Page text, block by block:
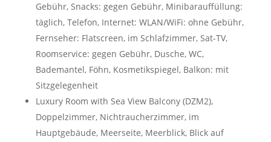
Gebühr, Snacks: gegen Gebühr, Minibarauffüllung:
täglich, Telefon, Internet: WLAN/WiFi: ohne Gebühr,
Fernseher: Flatscreen, im Schlafzimmer, Sat-TV,
Roomservice: gegen Gebühr, Dusche, WC,
Bademantel, Föhn, Kosmetikspiegel, Balkon: mit
Sitzgelegenheit
Luxury Room with Sea View Balcony (DZM2),
Doppelzimmer, Nichtraucherzimmer, im
Hauptgebäude, Meerseite, Meerblick, Blick auf